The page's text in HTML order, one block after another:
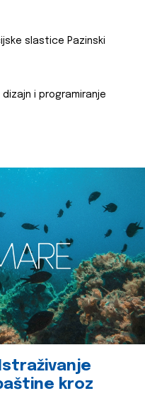
slastice Pazinski
i programiranje
Istraživanje
kroz